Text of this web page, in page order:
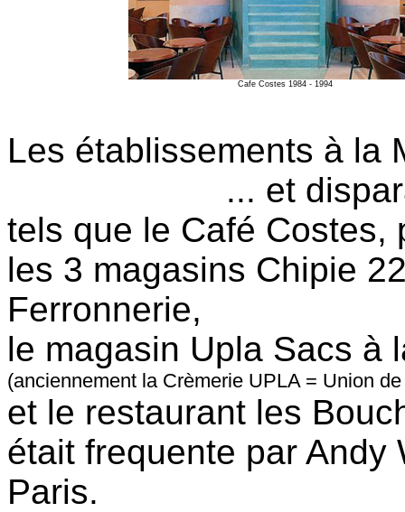
Cafe Costes 1984 - 1994
Les établissements à la
... et
tels que le Café Costes,
les 3 magasins Chipie
Ferronnerie,
le magasin Upla Sacs à
(anciennement la Crèmerie UPLA = Union
et le restaurant les
était frequente par Andy
Paris.